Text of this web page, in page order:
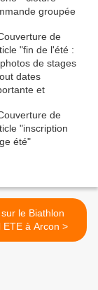
le Biathlon
National ETE à Arcon >